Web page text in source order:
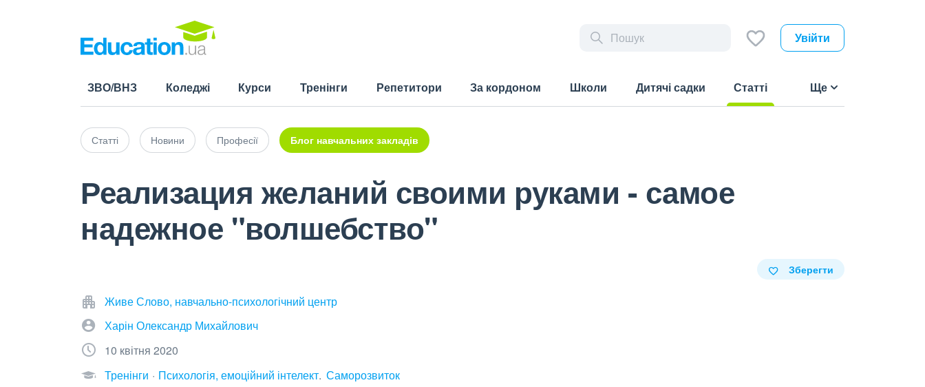
Увійти
ЗВО/ВНЗ Коледжі Курси Тренінги Репетитори За кордоном Школи Дитячі садки
Статті
Ще
Статті Новини Професії Блог навчальних закладів
Реализация желаний своими руками - самое
надежное "волшебство"
Зберегти
Живе Слово, навчально-психологічний центр
Харін Олександр Михайлович
10 квітня 2020
Тренінги
Психологія, емоційний інтелект Саморозвиток